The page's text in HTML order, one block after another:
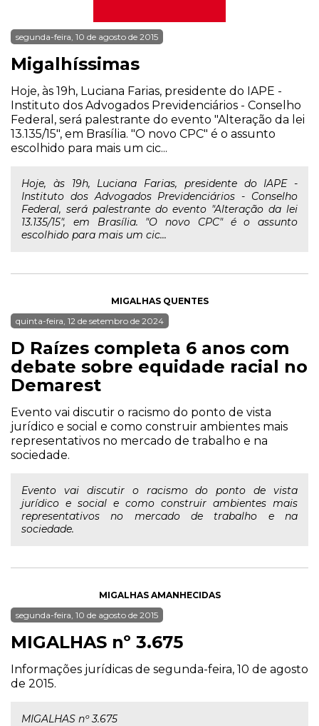
segunda-feira, 10 de agosto de 2015
Migalhíssimas
Hoje, às 19h, Luciana Farias, presidente do IAPE -
Instituto dos Advogados Previdenciários - Conselho
Federal, será palestrante do evento "Alteração da lei
13.135/15", em Brasília. "O novo CPC" é o assunto
escolhido para mais um cic...
Hoje, às 19h, Luciana Farias, presidente do IAPE -
Instituto dos Advogados Previdenciários - Conselho
Federal, será palestrante do evento "Alteração da lei
13.135/15", em Brasília. "O novo CPC" é o assunto
escolhido para mais um cic...
MIGALHAS QUENTES
quinta-feira, 12 de setembro de 2024
D Raízes completa 6 anos com
debate sobre equidade racial no
Demarest
Evento vai discutir o racismo do ponto de vista
jurídico e social e como construir ambientes mais
representativos no mercado de trabalho e na
sociedade.
Evento vai discutir o racismo do ponto de vista
jurídico e social e como construir ambientes mais
representativos no mercado de trabalho e na
sociedade.
MIGALHAS AMANHECIDAS
segunda-feira, 10 de agosto de 2015
MIGALHAS nº 3.675
Informações jurídicas de segunda-feira, 10 de agosto
de 2015.
MIGALHAS nº 3.675